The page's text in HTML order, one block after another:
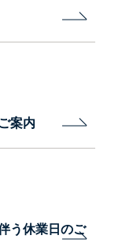
案内
う休業日のご